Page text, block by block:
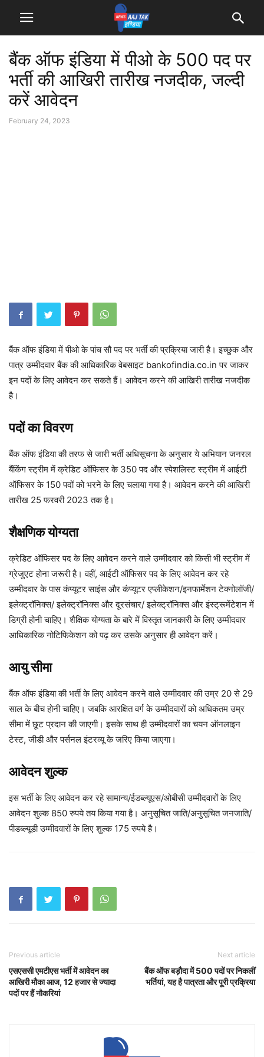
बैंक ऑफ इंडिया में पीओ के 500 पद पर
भर्ती की आखिरी तारीख नजदीक, जल्दी
करें आवेदन
February 24, 2023
बैंक ऑफ इंडिया में पीओ के पांच सौ पद पर भर्ती की प्रक्रिया जारी है। इच्छुक और
पात्र उम्मीदवार बैंक की आधिकारिक वेबसाइट bankofindia.co.in पर जाकर
इन पदों के लिए आवेदन कर सकते हैं। आवेदन करने की आखिरी तारीख नजदीक
है।
पदों का विवरण
बैंक ऑफ इंडिया की तरफ से जारी भर्ती अधिसूचना के अनुसार ये अभियान जनरल
बैंकिंग स्ट्रीम में क्रेडिट ऑफिसर के 350 पद और स्पेशलिस्ट स्ट्रीम में आईटी
ऑफिसर के 150 पदों को भरने के लिए चलाया गया है। आवेदन करने की आखिरी
तारीख 25 फरवरी 2023 तक है।
शैक्षणिक योग्यता
क्रेडिट ऑफिसर पद के लिए आवेदन करने वाले उम्मीदवार को किसी भी स्ट्रीम में
ग्रेजुएट होना जरूरी है। वहीं, आईटी ऑफिसर पद के लिए आवेदन कर रहे
उम्मीदवार के पास कंप्यूटर साइंस और कंप्यूटर एप्लीकेशन/इनफार्मेशन टेक्नोलॉजी/
इलेक्ट्रॉनिक्स/ इलेक्ट्रॉनिक्स और दूरसंचार/ इलेक्ट्रॉनिक्स और इंस्ट्रूमेंटेशन में
डिग्री होनी चाहिए। शैक्षिक योग्यता के बारे में विस्तृत जानकारी के लिए उम्मीदवार
आधिकारिक नोटिफिकेशन को पढ़ कर उसके अनुसार ही आवेदन करें।
आयु सीमा
बैंक ऑफ इंडिया की भर्ती के लिए आवेदन करने वाले उम्मीदवार की उम्र 20 से 29
साल के बीच होनी चाहिए। जबकि आरक्षित वर्ग के उम्मीदवारों को अधिकतम उम्र
सीमा में छूट प्रदान की जाएगी। इसके साथ ही उम्मीदवारों का चयन ऑनलाइन
टेस्ट, जीडी और पर्सनल इंटरव्यू के जरिए किया जाएगा।
आवेदन शुल्क
इस भर्ती के लिए आवेदन कर रहे सामान्य/ईडब्ल्यूएस/ओबीसी उम्मीदवारों के लिए
आवेदन शुल्क 850 रुपये तय किया गया है। अनुसूचित जाति/अनुसूचित जनजाति/
पीडब्ल्यूडी उम्मीदवारों के लिए शुल्क 175 रुपये है।
Previous article
एसएससी एमटीएस भर्ती में आवेदन का
आखिरी मौका आज, 12 हजार से ज्यादा
पदों पर हैं नौकरियां
Next article
बैंक ऑफ बड़ौदा में 500 पदों पर निकलीं
भर्तियां, यह है पात्रता और पूरी प्रक्रिया